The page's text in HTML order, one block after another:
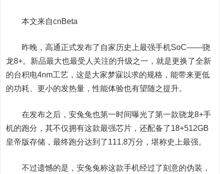
本文来自cnBeta
昨晚，高通正式发布了自家历史上最强手机SoC——骁
龙8+。新品最大也最受人关注的升级之一，就是更换了全新
的台积电4nm工艺，这是大家梦寐以求的规格，能带来更低
的功耗、更小的发热量，性能体验也有望随之提升。
在发布之后，安兔兔也第一时间曝光了第一款骁龙8+手
机的跑分，其不仅拥有这款最强芯片，还配备了18+512GB
皇帝版存储，最终跑分达到了111.8万分，堪称史上最强。
不过遗憾的是，安兔兔称这款手机经过了刻意的伪装，